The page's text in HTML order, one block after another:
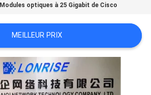
Modules optiques à 25 Gigabit de Cisco
MEILLEUR PRIX